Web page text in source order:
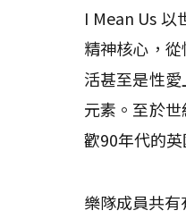
I Mean Us
精神核心，
活甚至是性
元素。至於
歡90年代的
樂隊成員共有